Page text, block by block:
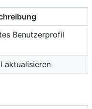
Benutzerprofil
aktualisieren